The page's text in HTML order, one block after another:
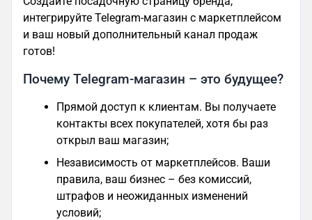
интегрируйте Telegram-магазин с маркетплейсом
и ваш новый дополнительный канал продаж
готов!
Почему Telegram-магазин – это будущее?
Прямой доступ к клиентам. Вы получаете
контакты всех покупателей, хотя бы раз
открыл ваш магазин;
Независимость от маркетплейсов. Ваши
правила, ваш бизнес – без комиссий,
штрафов и неожиданных изменений
условий;